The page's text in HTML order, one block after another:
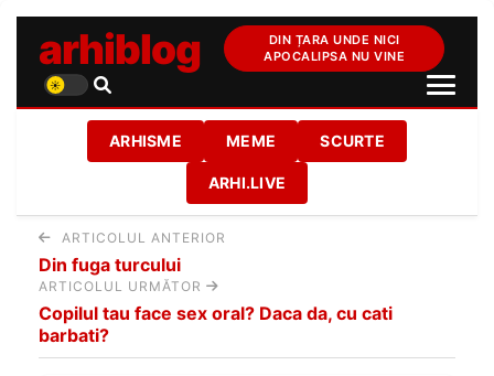
arhiblog
DIN ȚARA UNDE NICI
APOCALIPSA NU VINE
ARHISME MEME SCURTE
ARHI.LIVE
ARTICOLUL ANTERIOR
Din fuga turcului
ARTICOLUL URMĂTOR
Copilul tau face sex oral? Daca da, cu cati
barbati?